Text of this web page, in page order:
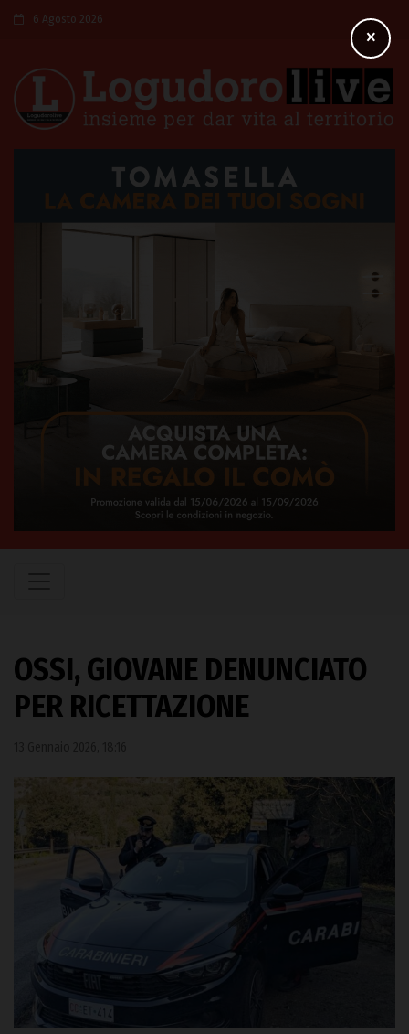
6 Agosto 2026
OSSI, GIOVANE DENUNCIATO
PER RICETTAZIONE
×